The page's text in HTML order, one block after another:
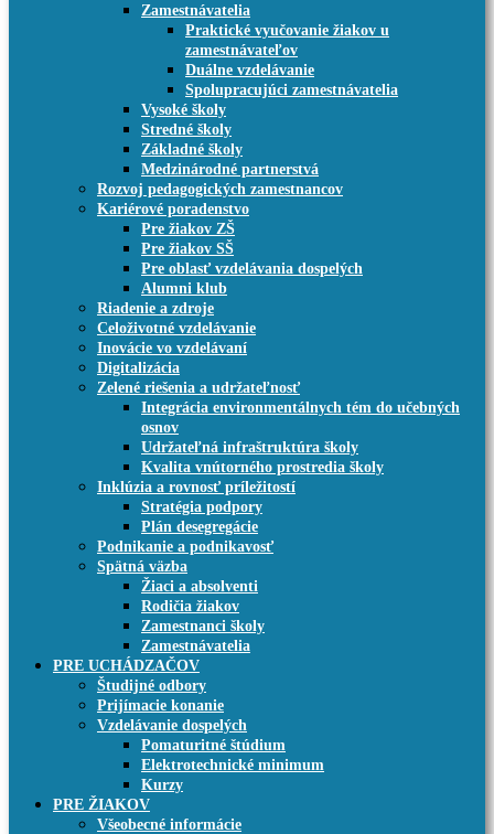
Zamestnávatelia
Praktické vyučovanie žiakov u
zamestnávateľov
Duálne vzdelávanie
Spolupracujúci zamestnávatelia
Vysoké školy
Stredné školy
Základné školy
Medzinárodné partnerstvá
Rozvoj pedagogických zamestnancov
Kariérové poradenstvo
Pre žiakov ZŠ
Pre žiakov SŠ
Pre oblasť vzdelávania dospelých
Alumni klub
Riadenie a zdroje
Celoživotné vzdelávanie
Inovácie vo vzdelávaní
Digitalizácia
Zelené riešenia a udržateľnosť
Integrácia environmentálnych tém do učebných
osnov
Udržateľná infraštruktúra školy
Kvalita vnútorného prostredia školy
Inklúzia a rovnosť príležitostí
Stratégia podpory
Plán desegregácie
Podnikanie a podnikavosť
Spätná väzba
Žiaci a absolventi
Rodičia žiakov
Zamestnanci školy
Zamestnávatelia
PRE UCHÁDZAČOV
Študijné odbory
Prijímacie konanie
Vzdelávanie dospelých
Pomaturitné štúdium
Elektrotechnické minimum
Kurzy
PRE ŽIAKOV
Všeobecné informácie